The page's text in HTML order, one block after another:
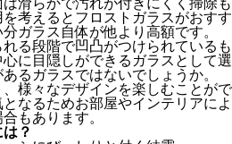
滑らかで汚れが付きにくく掃除も
考えるとフロストガラスがおすす
ガラス自体が他より高額です。
る段階で凹凸がつけられているも
に目隠しができるガラスとして選
るガラスではないでしょうか。
様々なデザインを楽しむことがで
なるためお部屋やインテリアによ
もあります。
？